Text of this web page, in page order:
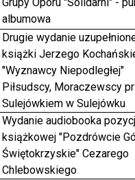
albumowa
Drugie wydanie
książki Jerzego
"Wyznawcy Niepodległej"
Piłsudscy, Moraczewscy
Sulejówkiem w Sulejówku
Wydanie audiobooka
książkowej "Pozdrówcie
Świętokrzyskie" Cezarego
Chlebowskiego